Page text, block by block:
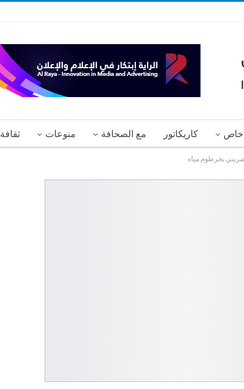
خاص كاريكاتور مع الصحافة منوعات ثقافة
بخرطوم مياه